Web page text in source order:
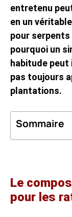
entretenu
en un
pour
pourquoi un
habitude
pas toujours
plantations.
Sommaire
Le
pour les